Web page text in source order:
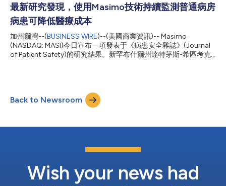
中對健康受試者展開，或採用住院病患的回顧性資料。作者首次證
明，在醫院環境中展開技術嚴謹的準確性研究具有可行性——研
究中，團隊將臨床判斷下透過侵入性方式取得的動脈血氧飽和度
(SaO2)值與時間同步的脈搏血氧飽和度(SpO2)值進行了對比。這
種獨特設計使得SaO2與SpO2的準確性對比可在臨床需要的時間
點進行：無論是傳統測量時，還是病患病情自發變化需抽血檢測
時，均由治療團隊根據既定流程啟動——從定義上來說，這些時
最新研究發現，使用Masimo技術持續監測普通病房
病患可降低醫療成本
加州爾灣--(BUSINESS WIRE)--(美國商業資訊)-- Masimo
(NASDAQ: MASI)今日宣布一項發表于《病患安全雜誌》(Journal
of Patient Safety)的研究結果。新罕布什爾州達特茅斯-希區考克
被證實，包括降低死亡率、改善復甦效果，以及透過早期發現和介
入預防病情惡化，從而減少快速反應團隊調動和轉至高危照護單元
的次數。2-5如今，在這項涵蓋3.5年資料及近3.2萬名病患的全新
系統透過避免醫療照護升級所帶來的財務影響，同時考量實施系統
每次避免搶救事件對每位病患的營運利潤率產生約5500美元的正
向影響，每次避免轉院事件則約為10,700美元。達特茅斯-希區考
Back to Newsroom
Wish your news had